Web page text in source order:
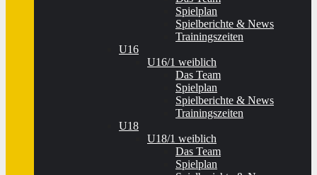
Spielplan
Spielberichte & News
Trainingszeiten
U16
U16/1 weiblich
Das Team
Spielplan
Spielberichte & News
Trainingszeiten
U18
U18/1 weiblich
Das Team
Spielplan